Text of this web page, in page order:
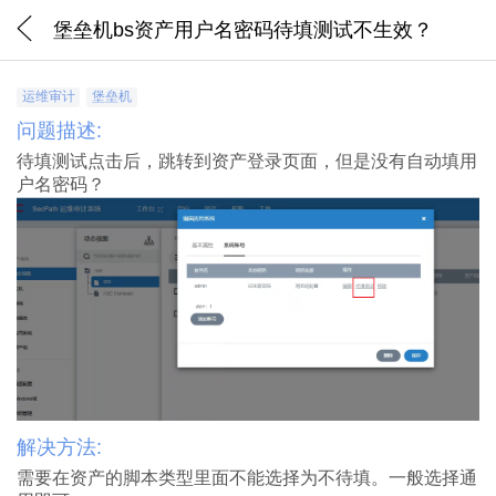
堡垒机bs资产用户名密码待填测试不生效？
运维审计 堡垒机
问题描述:
待填测试点击后，跳转到资产登录页面，但是没有自动填用
户名密码？
解决方法:
需要在资产的脚本类型里面不能选择为不待填。一般选择通